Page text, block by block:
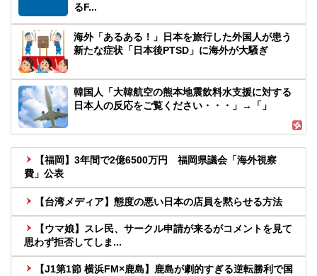
るF...
海外「あるある！」日本を旅行した外国人が患う
新たな症状「日本後PTSD」に海外が大騒ぎ
韓国人「大韓航空の熊本地震飲料水支援に対する
日本人の反応をご覧ください・・・」→「」
【福岡】3年間で2億6500万円 福岡県議会「海外視察
費」公表
【台湾メディア】態度の悪い日本の店員を黙らせる方法
【ウマ娘】スレ民、サークル申請が来るがコメントを見て
思わず拒否してしま...
【J1第1節 横浜FM×鹿島】鹿島が劇的すぎる逆転勝利で国